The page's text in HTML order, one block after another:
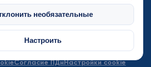
Москвы 2013 - 2026. Все права защищены
Согласие ПДнНастройки cookie
необязательные
Настроить